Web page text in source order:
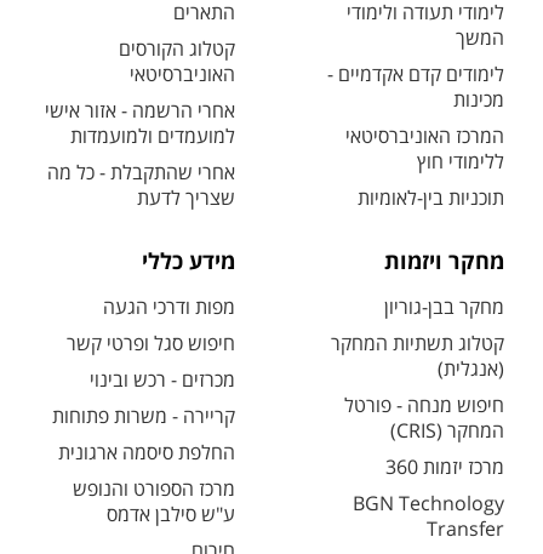
לימודי תעודה ולימודי
המשך
לימודים קדם אקדמיים -
מכינות
המרכז האוניברסיטאי
ללימודי חוץ
תוכניות בין-לאומיות
התארים
קטלוג הקורסים
האוניברסיטאי
אחרי הרשמה - אזור אישי
למועמדים ולמועמדות
אחרי שהתקבלת - כל מה
שצריך לדעת
מחקר ויזמות
מחקר בבן-גוריון
קטלוג תשתיות המחקר
(אנגלית)
חיפוש מנחה - פורטל
המחקר (CRIS)
מרכז יזמות 360
BGN Technology
Transfer
מידע כללי
מפות ודרכי הגעה
חיפוש סגל ופרטי קשר
מכרזים - רכש ובינוי
קריירה - משרות פתוחות
החלפת סיסמה ארגונית
מרכז הספורט והנופש
ע"ש סילבן אדמס